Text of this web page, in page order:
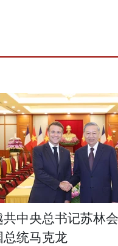
共中央总书记苏林
总统马克龙